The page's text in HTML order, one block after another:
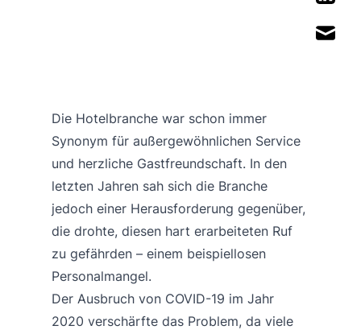
Die Hotelbranche war schon immer
Synonym für außergewöhnlichen Service
und herzliche Gastfreundschaft. In den
letzten Jahren sah sich die Branche
jedoch einer Herausforderung gegenüber,
die drohte, diesen hart erarbeiteten Ruf
zu gefährden – einem beispiellosen
Personalmangel.
Der Ausbruch von COVID-19 im Jahr
2020 verschärfte das Problem, da viele